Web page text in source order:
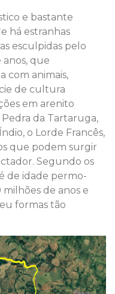
e bastante
há estranhas
esculpidas pelo
que
com animais,
de cultura
em arenito
da Tartaruga,
o Lorde Francês,
que podem surgir
Segundo os
de idade permo-
de anos e
formas tão